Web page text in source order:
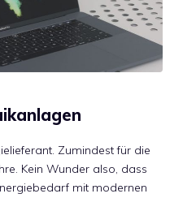
Zumindest für die
Kein Wunder also, dass
mit modernen